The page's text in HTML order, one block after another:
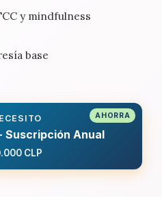
y mindfulness
base
Suscripción Anual
CLP